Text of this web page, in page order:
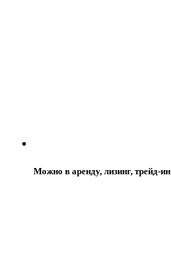
Можно в аренду, лизинг, трейд-ин